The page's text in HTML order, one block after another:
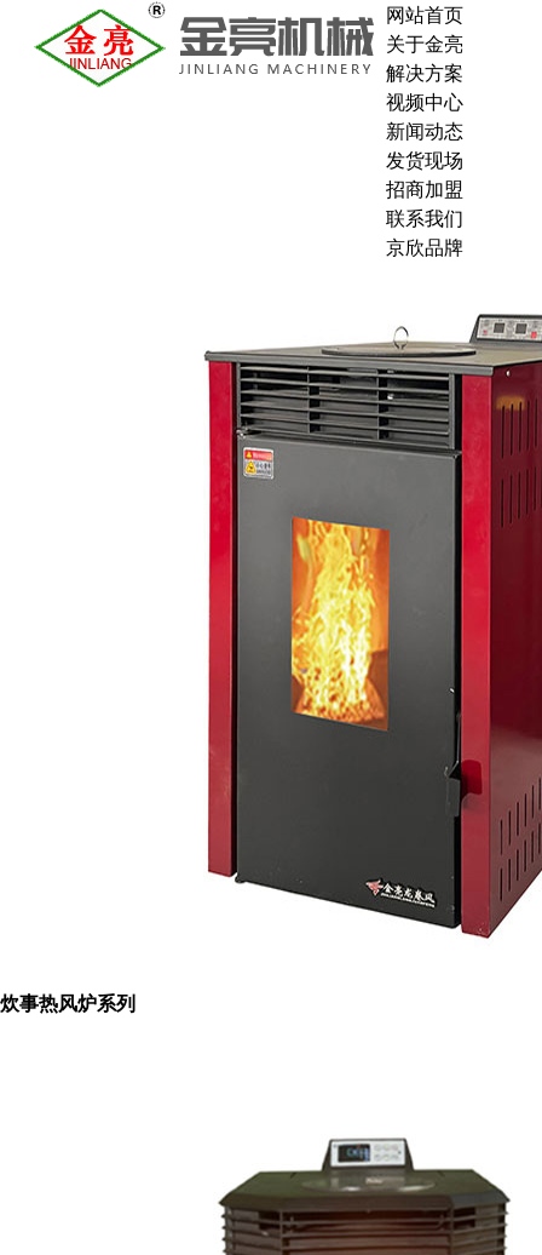
网站首页
关于金亮
解决方案
视频中心
新闻动态
发货现场
招商加盟
联系我们
京欣品牌
炊事热风炉系列